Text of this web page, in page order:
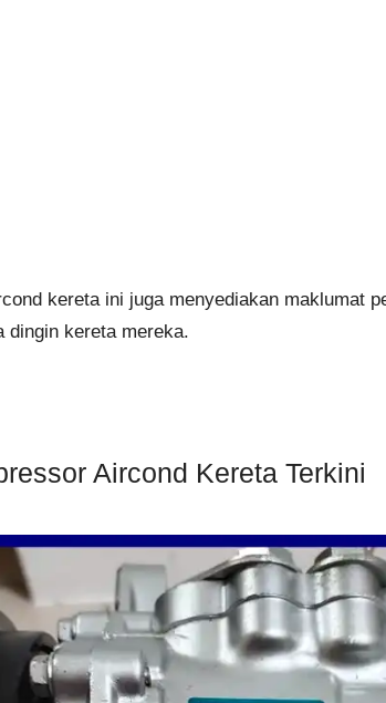
kereta ini juga menyediakan maklumat
dingin kereta mereka.
Aircond Kereta Terkini